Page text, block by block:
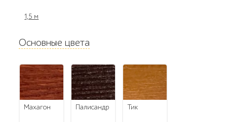
1,5 м
Основные цвета
махагон палисандр тик